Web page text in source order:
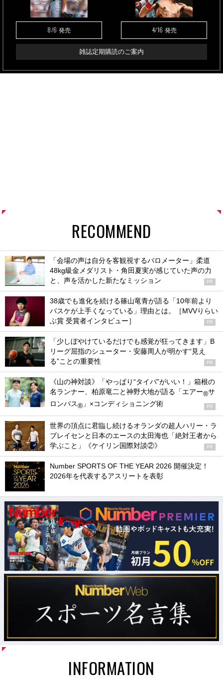
8/6 発売 4/16 発売
雑誌定期購読のご案内
RECOMMEND
「会場の声は自分を客観視するバロメーター」柔道
48kg級金メダリスト・角田夏実が感じていた声の力
と、声を活かした新たなミッション
PR
38歳でも進化を続ける篠山竜青が語る「10年前より
バスケが上手くなっている」理由とは。［MVVりらい
ぶ賞 受賞者インタビュー］
PR
「少しぼやけているだけでも感覚が狂ってきます」B
リーグ屈指のシューター・安藤周人が明かす“見え
る”ことの重要性
PR
《山の神対談》「やっぱり“タイパ”がいい！」箱根の
名ランナー、柏原竜二と神野大地が語る「エアー®サ
ロンパス® 」×コンディショニング術 PR
世界の頂点に君臨し続けるオランダの超人ハリー・ラ
ブレイセンと日本のエースの太田海也「絶対王者から
学ぶこと」《ケイリン国際対談②》
PR
Number SPORTS OF THE YEAR 2026 開催決定！
2026年を代表するアスリートを表彰
INFORMATION